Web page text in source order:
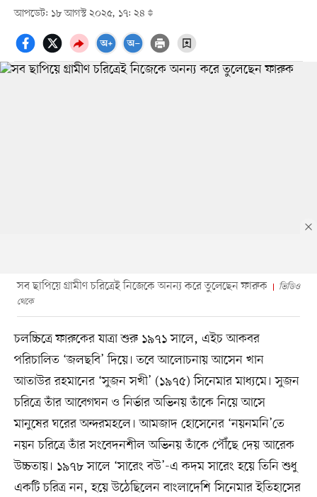
আপডেট: ১৮ আগস্ট ২০২৫, ১৭: ২৪
সব ছাপিয়ে গ্রামীণ চরিত্রেই নিজেকে অনন্য করে তুলেছেন ফারুক
ভিডিও
থেকে
চলচ্চিত্রে ফারুকের যাত্রা শুরু ১৯৭১ সালে, এইচ আকবর
পরিচালিত ‘জলছবি’ দিয়ে। তবে আলোচনায় আসেন খান
আতাউর রহমানের ‘সুজন সখী’ (১৯৭৫) সিনেমার মাধ্যমে। সুজন
চরিত্রে তাঁর আবেগঘন ও নির্ভার অভিনয় তাঁকে নিয়ে আসে
মানুষের ঘরের অন্দরমহলে। আমজাদ হোসেনের ‘নয়নমনি’তে
নয়ন চরিত্রে তাঁর সংবেদনশীল অভিনয় তাঁকে পৌঁছে দেয় আরেক
উচ্চতায়। ১৯৭৮ সালে ‘সারেং বউ’-এ কদম সারেং হয়ে তিনি শুধু
একটি চরিত্র নন, হয়ে উঠেছিলেন বাংলাদেশি সিনেমার ইতিহাসের